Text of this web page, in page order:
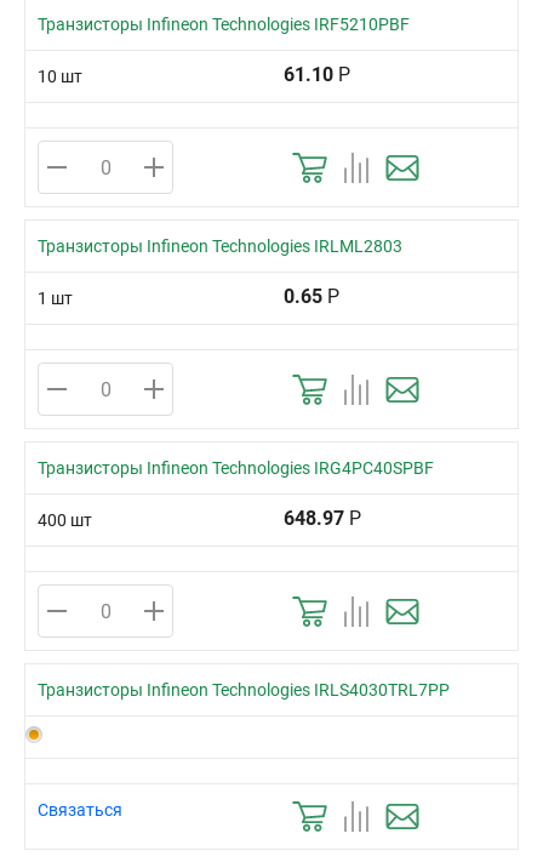
Транзисторы Infineon Technologies IRF5210PBF
10 шт 61.10 Р
Транзисторы Infineon Technologies IRLML2803
1 шт 0.65 Р
Транзисторы Infineon Technologies IRG4PC40SPBF
400 шт 648.97 Р
Транзисторы Infineon Technologies IRLS4030TRL7PP
Связаться